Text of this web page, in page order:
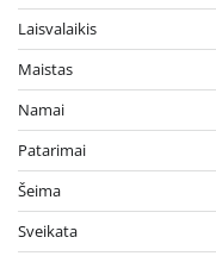
Laisvalaikis
Maistas
Namai
Patarimai
Šeima
Sveikata